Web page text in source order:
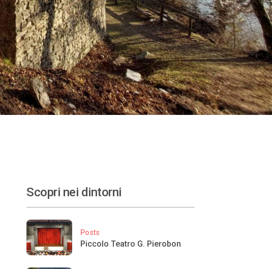
Scopri nei dintorni
Posts
Piccolo Teatro G. Pierobon